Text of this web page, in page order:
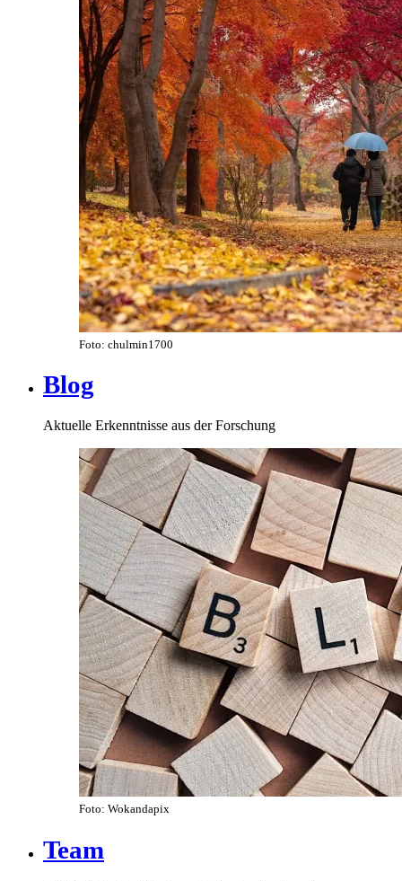
Foto: chulmin1700
Blog
Aktuelle Erkenntnisse aus der Forschung
Foto: Wokandapix
Team